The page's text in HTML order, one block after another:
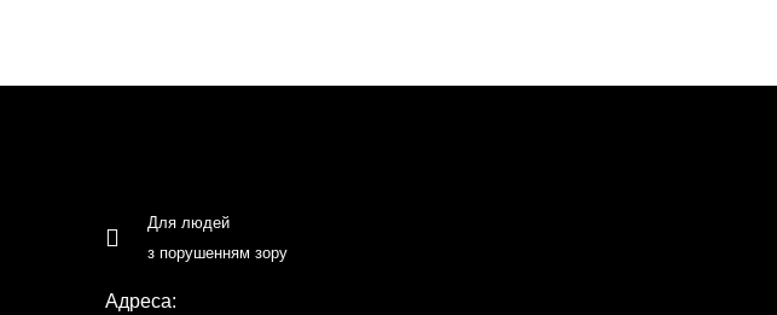
Для людей
з порушенням зору
Адреса: